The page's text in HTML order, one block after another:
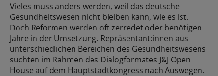
Vieles muss anders werden, weil das deutsche
Gesundheitswesen nicht bleiben kann, wie es ist.
Doch Reformen werden oft zerredet oder benötigen
Jahre in der Umsetzung. Repräsentant:innen aus
unterschiedlichen Bereichen des Gesundheitswesens
suchten im Rahmen des Dialogformates J&J Open
House auf dem Hauptstadtkongress nach Auswegen.